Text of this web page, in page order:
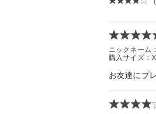
ニックネーム
購入サイズ：
お友達にプ